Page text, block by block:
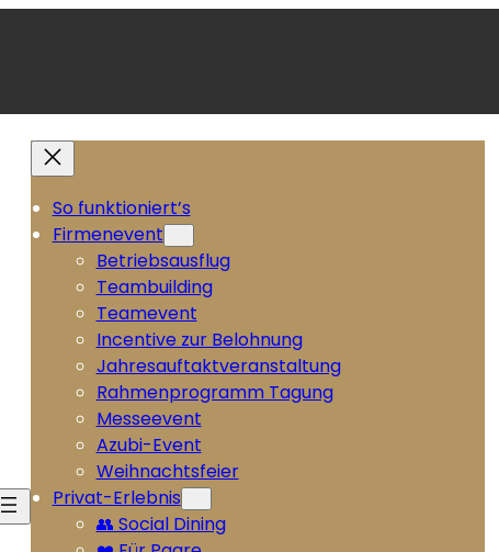
So funktioniert’s
Firmenevent
Betriebsausflug
Teambuilding
Teamevent
Incentive zur Belohnung
Jahresauftaktveranstaltung
Rahmenprogramm Tagung
Messeevent
Azubi-Event
Weihnachtsfeier
Privat-Erlebnis
👥 Social Dining